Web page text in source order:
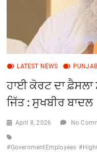
LATEST NEWS PUNJAB
ਹਾਈ ਕੋਰਟ ਦਾ ਫ਼ੈਸਲਾ
ਜਿੱਤ : ਸੁਖਬੀਰ ਬਾਦਲ
April 8, 2026 No
#GovernmentEmployees